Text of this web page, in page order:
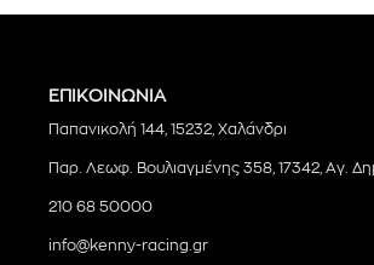
ΕΠΙΚΟΙΝΩΝΙΑ
Παπανικολή 144, 15232, Χαλάνδρι
Παρ. Λεωφ. Βουλιαγμένης 358, 17342, Αγ.
210 68 50000
info@kenny-racing.gr